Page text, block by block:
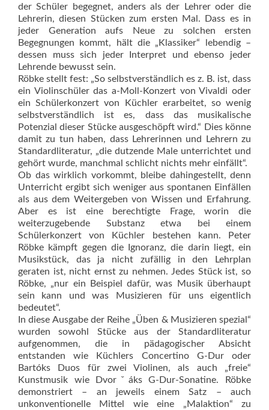
der Schüler begegnet, anders als der Lehrer oder die
Lehrerin, diesen Stücken zum ersten Mal. Dass es in
jeder Generation aufs Neue zu solchen ersten
Begegnungen kommt, hält die „Klassiker“ lebendig –
dessen muss sich jeder Interpret und ebenso jeder
Lehrende bewusst sein.
Röbke stellt fest: „So selbstverständlich es z. B. ist, dass
ein Violinschüler das a-Moll-Konzert von Vivaldi oder
ein Schülerkonzert von Küchler erarbeitet, so wenig
selbstverständlich ist es, dass das musikalische
Potenzial dieser Stücke ausgeschöpft wird.“ Dies könne
damit zu tun haben, dass Lehrerinnen und Lehrern zu
Standardliteratur, „die dutzende Male unterrichtet und
gehört wurde, manchmal schlicht nichts mehr einfällt“.
Ob das wirklich vorkommt, bleibe dahingestellt, denn
Unterricht ergibt sich weniger aus spontanen Einfällen
als aus dem Weitergeben von Wissen und Erfahrung.
Aber es ist eine berechtigte Frage, worin die
weiterzugebende Substanz etwa bei einem
Schülerkonzert von Küchler bestehen kann. Peter
Röbke kämpft gegen die Ignoranz, die darin liegt, ein
Musikstück, das ja nicht zufällig in den Lehrplan
geraten ist, nicht ernst zu nehmen. Jedes Stück ist, so
Röbke, „nur ein Beispiel dafür, was Musik überhaupt
sein kann und was Musizieren für uns eigentlich
bedeutet“.
In diese Ausgabe der Reihe „Üben & Musizieren spezial“
wurden sowohl Stücke aus der Standardliteratur
aufgenommen, die in pädagogischer Absicht
entstanden wie Küchlers Concertino G-Dur oder
Bartóks Duos für zwei Violinen, als auch „freie“
Kunstmusik wie Dvorˇáks G-Dur-Sonatine. Röbke
demonstriert – an jeweils einem Satz – auch
unkonventionelle Mittel wie eine „Malaktion“ zu